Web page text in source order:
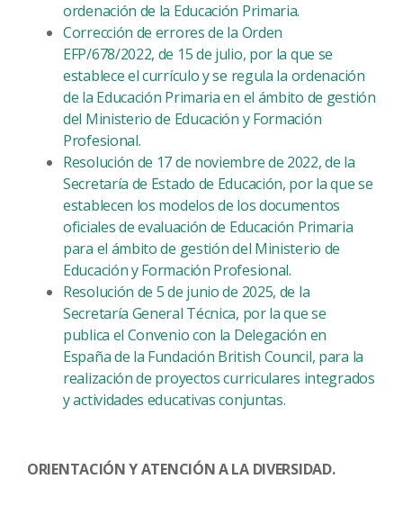
ordenación de la Educación Primaria.
Corrección de errores de la Orden
EFP/678/2022, de 15 de julio, por la que se
establece el currículo y se regula la ordenación
de la Educación Primaria en el ámbito de gestión
del Ministerio de Educación y Formación
Profesional.
Resolución de 17 de noviembre de 2022, de la
Secretaría de Estado de Educación, por la que se
establecen los modelos de los documentos
oficiales de evaluación de Educación Primaria
para el ámbito de gestión del Ministerio de
Educación y Formación Profesional.
Resolución de 5 de junio de 2025, de la
Secretaría General Técnica, por la que se
publica el Convenio con la Delegación en
España de la Fundación British Council, para la
realización de proyectos curriculares integrados
y actividades educativas conjuntas.
ORIENTACIÓN Y ATENCIÓN A LA DIVERSIDAD.